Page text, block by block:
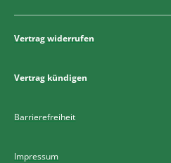
Vertrag widerrufen
Vertrag kündigen
Barrierefreiheit
Impressum